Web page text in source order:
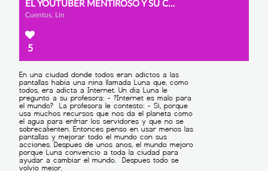
EL YOUTUBER MENTIROSO Y SU CONSECUENCIA
Cuentos, Lin
5